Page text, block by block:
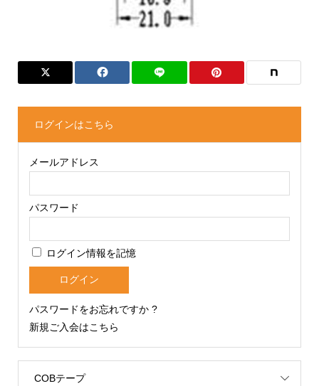
ログインはこちら
メールアドレス
パスワード
ログイン情報を記憶
パスワードをお忘れですか ?
新規ご入会はこちら
COBテープ